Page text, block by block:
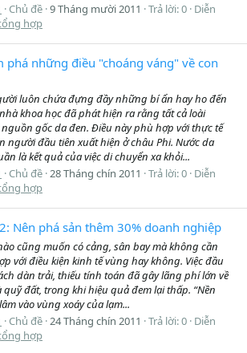
Chủ đề 9 Tháng mười 2011 Trả lời: 0 Diễn
hợp
phá những điều "choáng váng" về con
luôn chứa đựng đầy những bí ẩn hay ho đến
khoa học đã phát hiện ra rằng tất cả loài
gốc da đen. Điều này phù hợp với thực tế
người đầu tiên xuất hiện ở châu Phi. Nước da
là kết quả của việc di chuyển xa khỏi...
Chủ đề 28 Tháng chín 2011 Trả lời: 0 Diễn
hợp
Nên phá sản thêm 30% doanh nghiệp
cũng muốn có cảng, sân bay mà không cần
với điều kiện kinh tế vùng hay không. Việc đầu
dàn trải, thiếu tính toán đã gây lãng phí lớn về
quỹ đất, trong khi hiệu quả đem lại thấp. “Nền
vào vùng xoáy của lạm...
Chủ đề 24 Tháng chín 2011 Trả lời: 0 Diễn
hợp